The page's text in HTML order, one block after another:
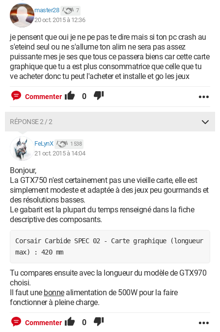
master28 7
20 oct. 2015 à 12:36
je pensent que oui je ne pe pas te dire mais si ton pc crash au
s'eteind seul ou ne s'allume ton alim ne sera pas assez
puissante mes je ses que tous ce passera biens car cette carte
graphique que tu a est plus consommatrice que celle que tu
ve acheter donc tu peut l'acheter et installe et go les jeux
Commenter 0
RÉPONSE 2 / 2
FeLynX 1 538
21 oct. 2015 à 14:04
Bonjour,
La GTX750 n'est certainement pas une vieille carte, elle est
simplement modeste et adaptée à des jeux peu gourmands et
des résolutions basses.
Le gabarit est la plupart du temps renseigné dans la fiche
descriptive des composants.
Corsair Carbide SPEC 02 - Carte graphique (longueur
max) : 420 mm
Tu compares ensuite avec la longueur du modèle de GTX970
choisi.
Il faut une bonnealimentation de 500W pour la faire
fonctionner à pleine charge.
Commenter 0